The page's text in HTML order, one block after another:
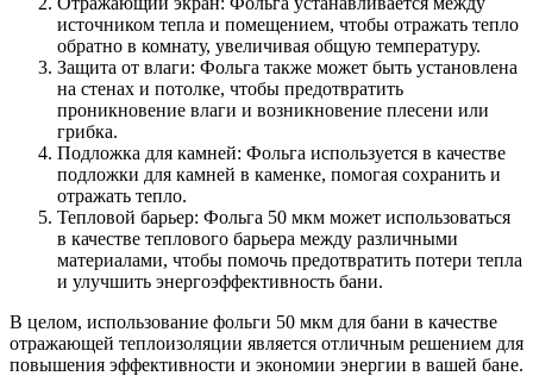
источником тепла и помещением, чтобы отражать тепло
обратно в комнату, увеличивая общую температуру.
Защита от влаги: Фольга также может быть установлена
на стенах и потолке, чтобы предотвратить
проникновение влаги и возникновение плесени или
грибка.
Подложка для камней: Фольга используется в качестве
подложки для камней в каменке, помогая сохранить и
отражать тепло.
Тепловой барьер: Фольга 50 мкм может использоваться
в качестве теплового барьера между различными
материалами, чтобы помочь предотвратить потери тепла
и улучшить энергоэффективность бани.
В целом, использование фольги 50 мкм для бани в качестве
отражающей теплоизоляции является отличным решением для
повышения эффективности и экономии энергии в вашей бане.